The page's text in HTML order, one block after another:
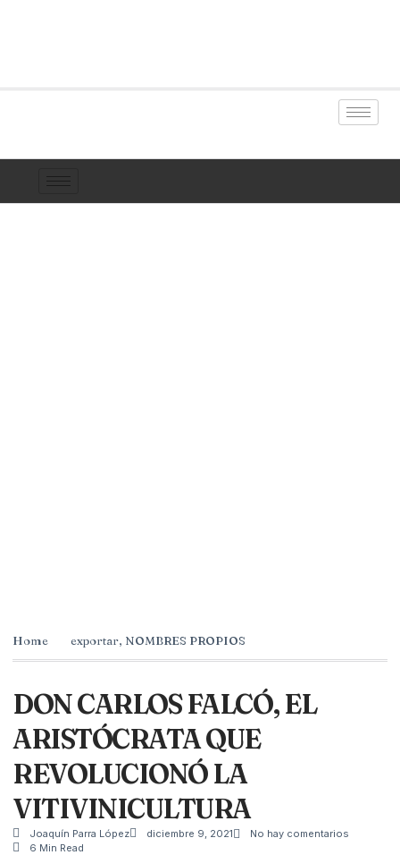
Home exportar, NOMBRES PROPIOS
DON CARLOS FALCÓ, EL
ARISTÓCRATA QUE
REVOLUCIONÓ LA
VITIVINICULTURA
Joaquín Parra López diciembre 9, 2021
No hay comentarios
6 Min Read